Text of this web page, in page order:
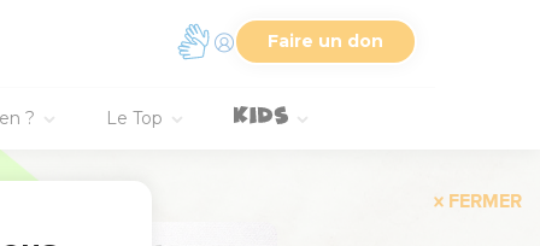
Faire un don
? Le Top
FERMER